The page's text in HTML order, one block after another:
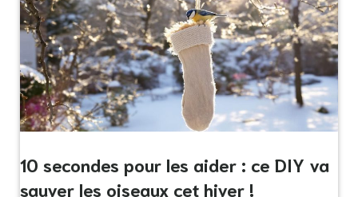
10 secondes pour les aider : ce DIY va
sauver les oiseaux cet hiver !